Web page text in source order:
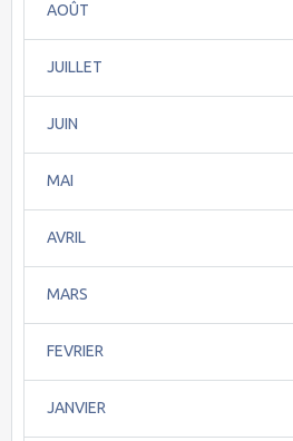
AOÛT
JUILLET
JUIN
MAI
AVRIL
MARS
FEVRIER
JANVIER